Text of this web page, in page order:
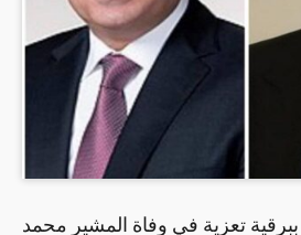
تعزية في وفاة المشير محمد